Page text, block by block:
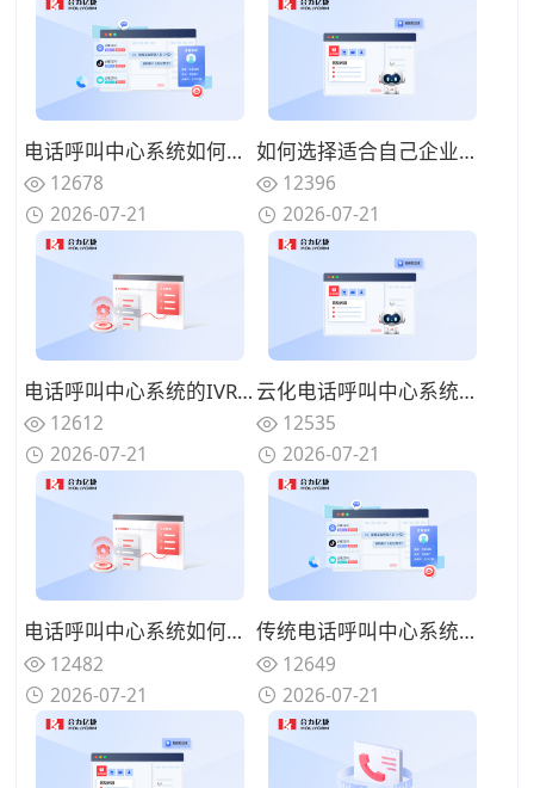
电话呼叫中心系统如何与在线渠道融合？全触点统一路由的协同方案
12678
2026-07-21
如何选择适合自己企业的电话呼叫中心系统？功能匹配与扩展性的权衡
12396
2026-07-21
电话呼叫中心系统的IVR设计有哪些技巧？告别迷宫式菜单的用户友好设计
12612
2026-07-21
云化电话呼叫中心系统有哪些优势？告别硬件束缚的灵活部署模式
12535
2026-07-21
电话呼叫中心系统如何实现来电智能分配？路由策略优化坐席资源调配
12482
2026-07-21
传统电话呼叫中心系统面临哪些挑战？数字化转型的迫切性与路径
12649
2026-07-21